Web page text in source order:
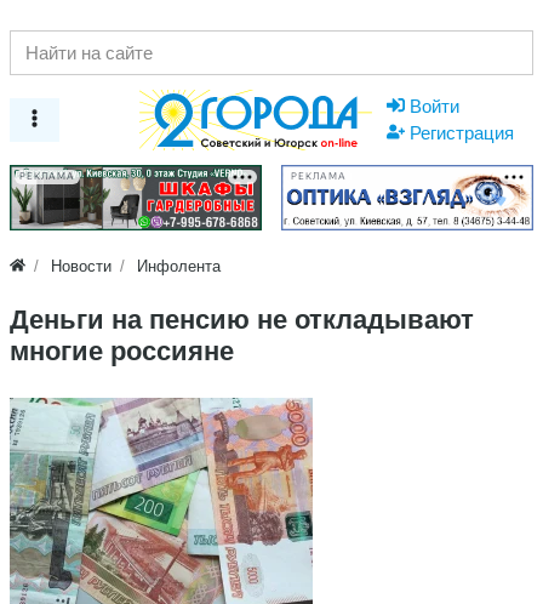
Войти
Регистрация
РЕКЛАМА РЕКЛАМА
Новости Инфолента
Деньги на пенсию не откладывают
многие россияне